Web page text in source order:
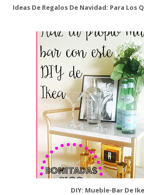
Ideas De Regalos De Navidad: Para Los
DIY: Mueble-Bar De